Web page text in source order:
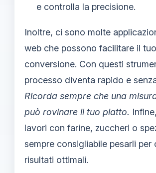
e controlla la precisione.
Inoltre, ci sono molte
web che possono facilitare il
conversione. Con questi
processo diventa rapido e
Ricorda sempre che una
può rovinare il tuo piatto.
lavori con farine, zuccheri o
sempre consigliabile pesarli per
risultati ottimali.